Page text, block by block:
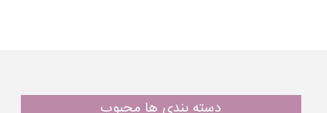
دسته بندی ها محبوب